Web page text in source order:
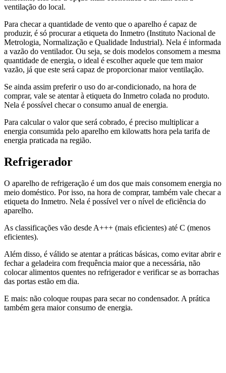
ventilação do local.
Para checar a quantidade de vento que o aparelho é capaz de
produzir, é só procurar a etiqueta do Inmetro (Instituto Nacional de
Metrologia, Normalização e Qualidade Industrial). Nela é informada
a vazão do ventilador. Ou seja, se dois modelos consomem a mesma
quantidade de energia, o ideal é escolher aquele que tem maior
vazão, já que este será capaz de proporcionar maior ventilação.
Se ainda assim preferir o uso do ar-condicionado, na hora de
comprar, vale se atentar à etiqueta do Inmetro colada no produto.
Nela é possível checar o consumo anual de energia.
Para calcular o valor que será cobrado, é preciso multiplicar a
energia consumida pelo aparelho em kilowatts hora pela tarifa de
energia praticada na região.
Refrigerador
O aparelho de refrigeração é um dos que mais consomem energia no
meio doméstico. Por isso, na hora de comprar, também vale checar a
etiqueta do Inmetro. Nela é possível ver o nível de eficiência do
aparelho.
As classificações vão desde A+++ (mais eficientes) até C (menos
eficientes).
Além disso, é válido se atentar a práticas básicas, como evitar abrir e
fechar a geladeira com frequência maior que a necessária, não
colocar alimentos quentes no refrigerador e verificar se as borrachas
das portas estão em dia.
E mais: não coloque roupas para secar no condensador. A prática
também gera maior consumo de energia.